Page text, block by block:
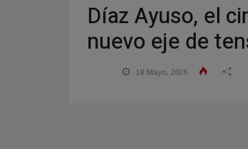
Díaz Ayuso, el
nuevo eje de
18 Mayo, 2026